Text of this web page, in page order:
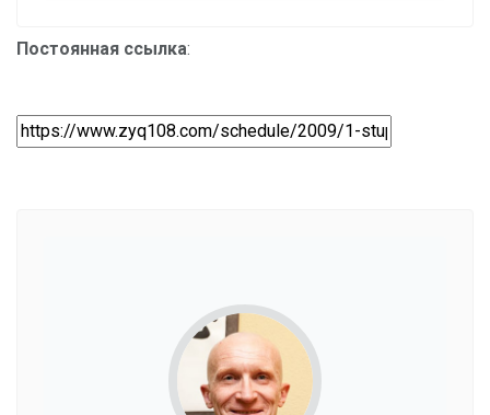
Постоянная ссылка: